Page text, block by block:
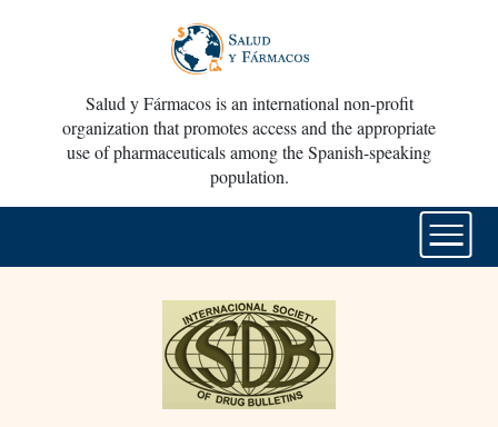
Salud y Fármacos is an international non-profit
organization that promotes access and the appropriate
use of pharmaceuticals among the Spanish-speaking
population.